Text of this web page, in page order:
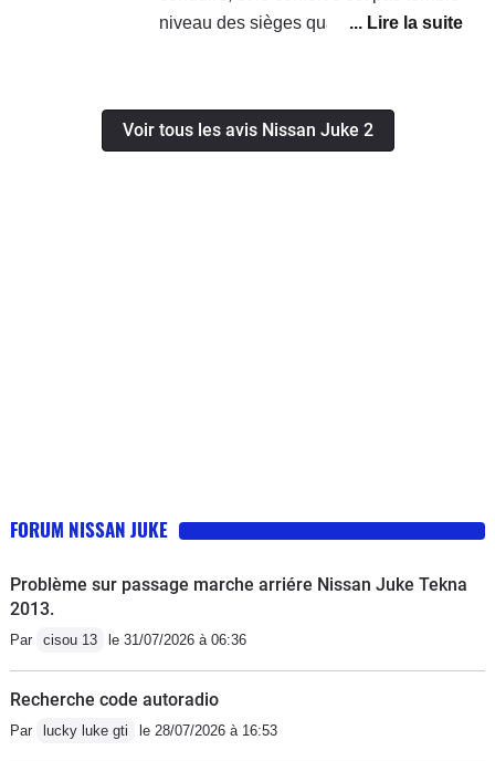
niveau des sièges quand on fait des
sa pousse bien j était étonné, y a
grand coffre pour un petit suv, et la
Voir tous les avis Nissan Juke 2
FORUM NISSAN JUKE
Problème sur passage marche arriére Nissan Juke Tekna
2013.
Par cisou 13 le 31/07/2026 à 06:36
Recherche code autoradio
Par lucky luke gti le 28/07/2026 à 16:53